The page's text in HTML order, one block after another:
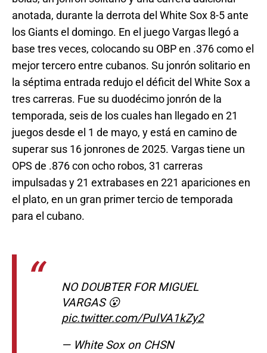
anotada, durante la derrota del White Sox 8-5 ante
los Giants el domingo. En el juego Vargas llegó a
base tres veces, colocando su OBP en .376 como el
mejor tercero entre cubanos. Su jonrón solitario en
la séptima entrada redujo el déficit del White Sox a
tres carreras. Fue su duodécimo jonrón de la
temporada, seis de los cuales han llegado en 21
juegos desde el 1 de mayo, y está en camino de
superar sus 16 jonrones de 2025. Vargas tiene un
OPS de .876 con ocho robos, 31 carreras
impulsadas y 21 extrabases en 221 apariciones en
el plato, en un gran primer tercio de temporada
para el cubano.
NO DOUBTER FOR MIGUEL
VARGAS 😮
pic.twitter.com/PulVA1kZy2
— White Sox on CHSN